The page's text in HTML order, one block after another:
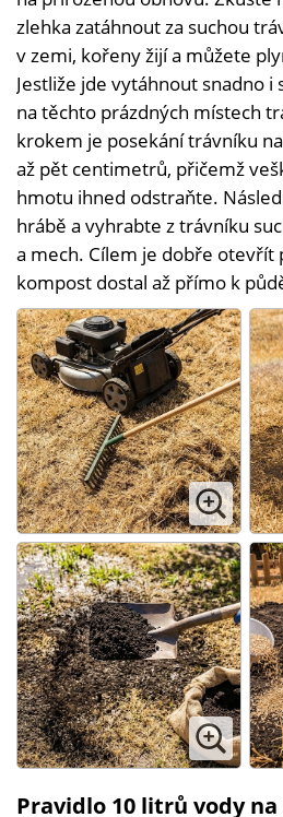
zlehka zatáhnout za suchou
v zemi, kořeny žijí a můžete
Jestliže jde vytáhnout snadno
na těchto prázdných místech
krokem je posekání trávníku
až pět centimetrů, přičemž
hmotu ihned odstraňte.
hrábě a vyhrabte z trávníku
a mech. Cílem je dobře otevřít
kompost dostal až přímo k
Pravidlo 10 litrů vody na